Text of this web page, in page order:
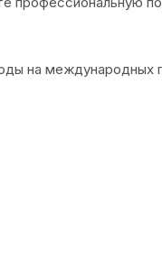
на международных